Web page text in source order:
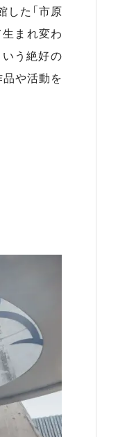
た「市原
まれ変わ
う絶好の
や活動を